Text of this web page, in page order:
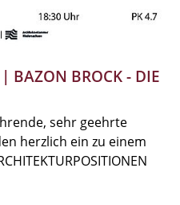
BROCK - DIE
sehr geehrte
herzlich ein zu einem